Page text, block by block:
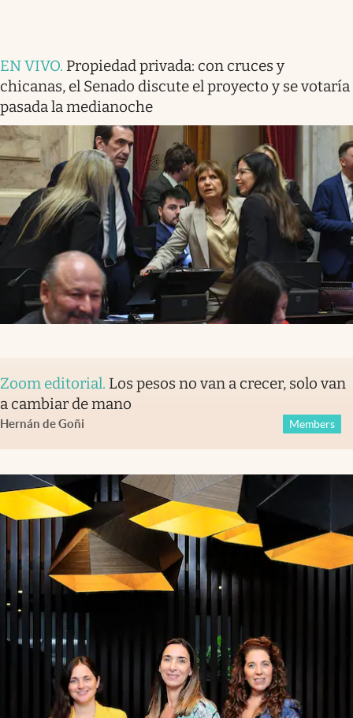
EN VIVO. Propiedad privada: con cruces y
chicanas, el Senado discute el proyecto y se votaría
pasada la medianoche
Zoom editorial. Los pesos no van a crecer, solo van
a cambiar de mano
Hernán de Goñi Members